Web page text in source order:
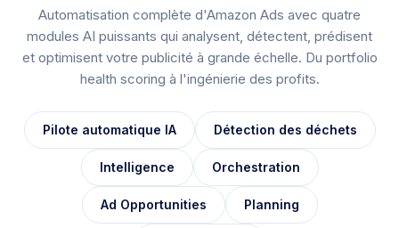
Automatisation complète d'Amazon Ads avec quatre
modules AI puissants qui analysent, détectent, prédisent
et optimisent votre publicité à grande échelle. Du portfolio
health scoring à l'ingénierie des profits.
Pilote automatique IA Détection des déchets
Intelligence Orchestration
Ad Opportunities Planning